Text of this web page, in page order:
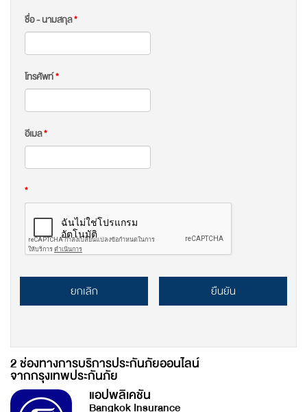
ชื่อ - นามสกุล*
โทรศัพท์*
อีเมล*
*
ยกเลิก ยืนยัน
2 ช่องทางการบริการประกันภัยออนไลน์
จากกรุงเทพประกันภัย
แอปพลิเคชัน
Bangkok Insurance